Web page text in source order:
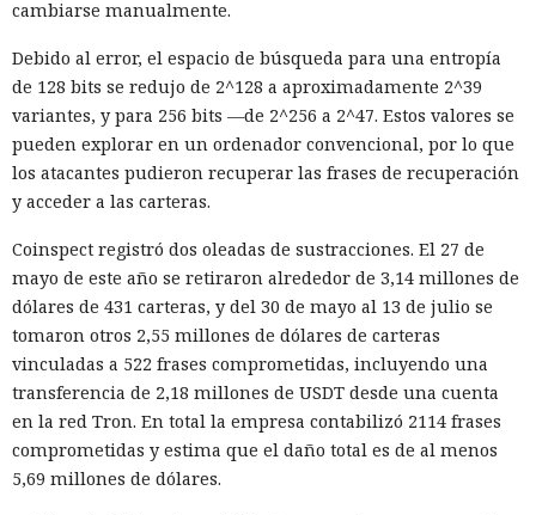
cambiarse manualmente.
Debido al error, el espacio de búsqueda para una entropía
de 128 bits se redujo de 2^128 a aproximadamente 2^39
variantes, y para 256 bits —de 2^256 a 2^47. Estos valores se
pueden explorar en un ordenador convencional, por lo que
los atacantes pudieron recuperar las frases de recuperación
y acceder a las carteras.
Coinspect registró dos oleadas de sustracciones. El 27 de
mayo de este año se retiraron alrededor de 3,14 millones de
dólares de 431 carteras, y del 30 de mayo al 13 de julio se
tomaron otros 2,55 millones de dólares de carteras
vinculadas a 522 frases comprometidas, incluyendo una
transferencia de 2,18 millones de USDT desde una cuenta
en la red Tron. En total la empresa contabilizó 2114 frases
comprometidas y estima que el daño total es de al menos
5,69 millones de dólares.